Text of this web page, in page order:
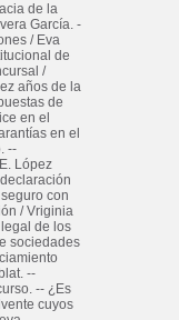
de la
García. -
/ Eva
de
/
años de la
de
en el
en el
--
López
con
/ Vriginia
de los
sociedades
--
-- ¿Es
cuyos